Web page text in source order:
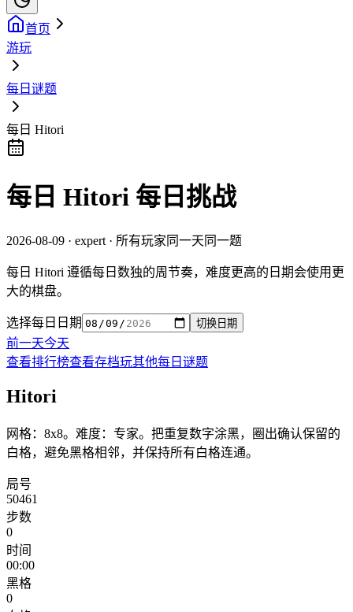
首页
游玩
每日谜题
每日 Hitori
每日 Hitori 每日挑战
2026-08-09 · expert · 所有玩家同一天同一题
每日 Hitori 遵循每日数独的周节奏，难度更高的日期会使用更
大的棋盘。
选择每日日期 切换日期
前一天今天
查看排行榜查看存档玩其他每日谜题
Hitori
网格：8x8。难度：专家。把重复数字涂黑，圈出确认保留的
白格，避免黑格相邻，并保持所有白格连通。
局号
50461
步数
0
时间
00:00
黑格
0